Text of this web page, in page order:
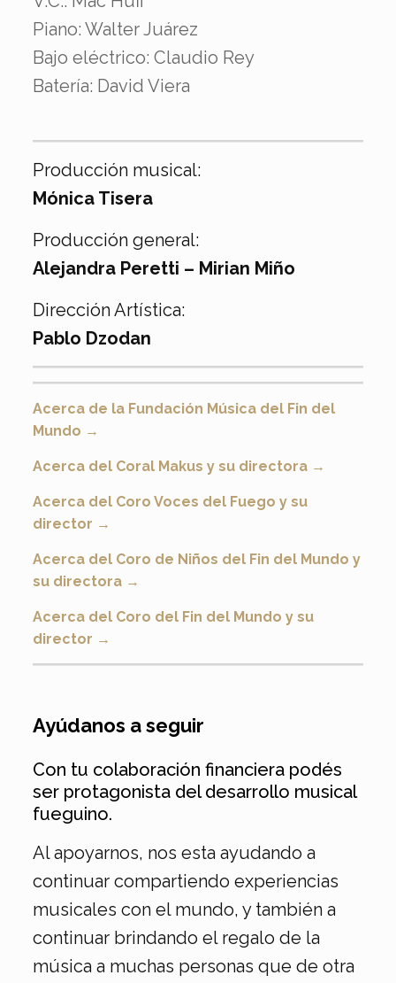
Piano: Walter Juárez
Bajo eléctrico: Claudio Rey
Batería: David Viera
Producción musical:
Mónica Tisera
Producción general:
Alejandra Peretti – Mirian Miño
Dirección Artística:
Pablo Dzodan
Acerca de la Fundación Música del Fin del
Mundo →
Acerca del Coral Makus y su directora →
Acerca del Coro Voces del Fuego y su
director →
Acerca del Coro de Niños del Fin del Mundo y
su directora →
Acerca del Coro del Fin del Mundo y su
director →
Ayúdanos a seguir
Con tu colaboración financiera podés
ser protagonista del desarrollo musical
fueguino.
Al apoyarnos, nos esta ayudando a
continuar compartiendo experiencias
musicales con el mundo, y también a
continuar brindando el regalo de la
música a muchas personas que de otra